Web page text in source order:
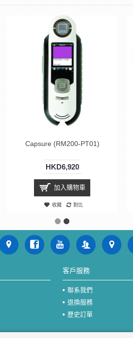
Capsure (RM200-PT01)
HKD6,920
加入購物車
收藏 對比
客戶服務
聯系我們
退換服務
歷史訂單